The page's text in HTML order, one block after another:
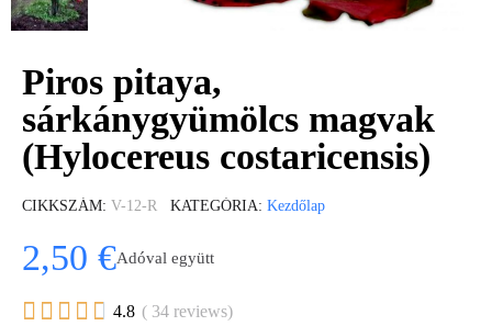
Piros pitaya,
sárkánygyümölcs magvak
(Hylocereus costaricensis)
CIKKSZÁM V-12-R KATEGÓRIA Kezdőlap
2,50 €Adóval együtt
     4.8 ( 34 reviews)